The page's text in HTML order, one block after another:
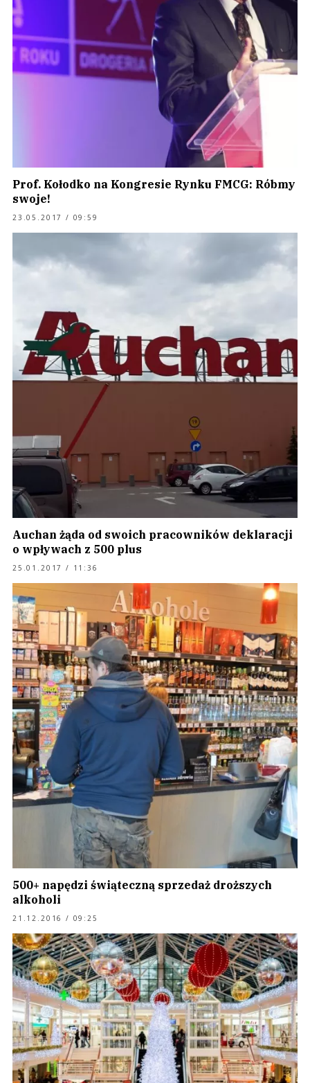
Prof. Kołodko na Kongresie Rynku FMCG: Róbmy
swoje!
23.05.2017 / 09:59
Auchan żąda od swoich pracowników deklaracji
o wpływach z 500 plus
25.01.2017 / 11:36
500+ napędzi świąteczną sprzedaż droższych
alkoholi
21.12.2016 / 09:25